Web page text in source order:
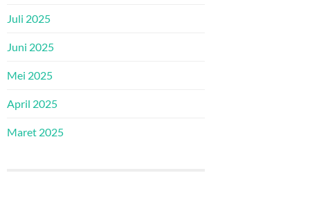
Juli 2025
Juni 2025
Mei 2025
April 2025
Maret 2025